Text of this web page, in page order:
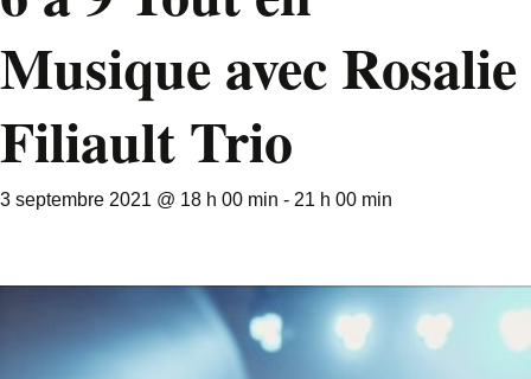
Musique avec Rosalie
Filiault Trio
3 septembre 2021 @ 18 h 00 min - 21 h 00 min